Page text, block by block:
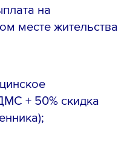
на
месте жительства
+ 50% скидка